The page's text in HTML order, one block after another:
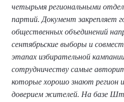
четырьмя региональными
партий. Документ закрепляет
общественных объединений
сентябрьские выборы и
этапах избирательной
сотрудничеству самые
которые хорошо знают регион
доверием жителей. На базе